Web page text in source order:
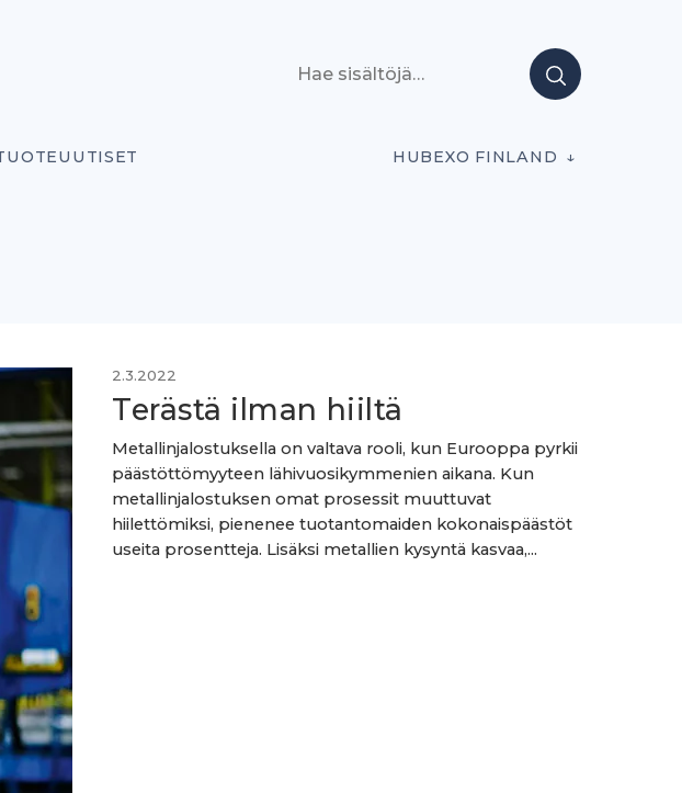
HUBEXO FINLAND
2.3.2022
Terästä ilman hiiltä
Metallinjalostuksella on valtava rooli, kun Eurooppa pyrkii
päästöttömyyteen lähivuosikymmenien aikana. Kun
metallinjalostuksen omat prosessit muuttuvat
hiilettömiksi, pienenee tuotantomaiden kokonaispäästöt
useita prosentteja. Lisäksi metallien kysyntä kasvaa,...